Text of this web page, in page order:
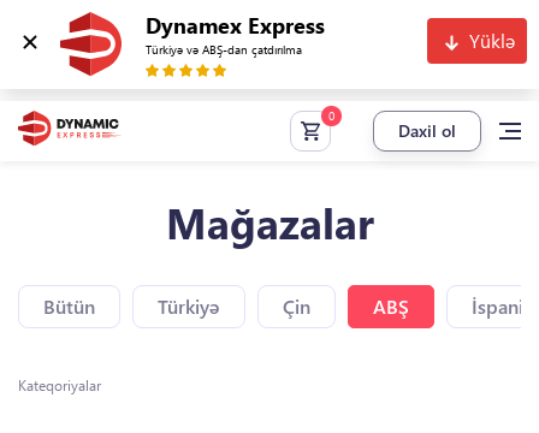
Dynamex Express
Türkiyə və ABŞ-dan çatdırılma Yüklə
Daxil ol
Mağazalar
Bütün Türkiyə Çin ABŞ
Kateqoriyalar